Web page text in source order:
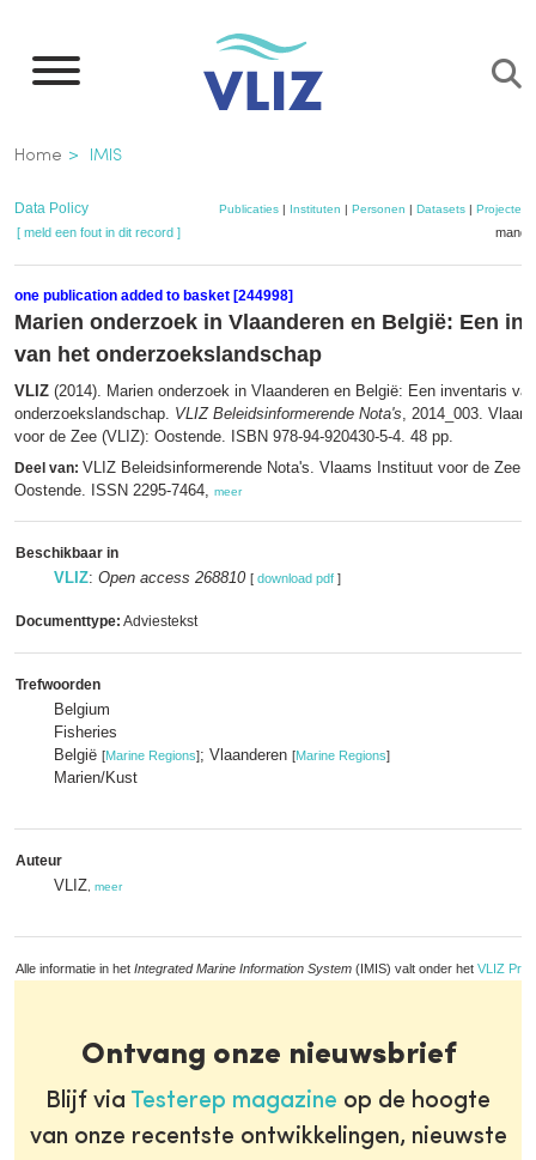
naar
inhoud
gaan
Kruimelpad
Home IMIS
Data Policy Publicaties | Instituten | Personen | Datasets | Projecten
[ meld een fout in dit record ]
one publication added to basket [244998]
Marien onderzoek in Vlaanderen en België: Een
van het onderzoekslandschap
VLIZ (2014). Marien onderzoek in Vlaanderen en België: Een inventaris
onderzoekslandschap. VLIZ Beleidsinformerende Nota's, 2014_003.
voor de Zee (VLIZ): Oostende. ISBN 978-94-920430-5-4. 48 pp.
Deel van: VLIZ Beleidsinformerende Nota's. Vlaams Instituut voor de Zee
Oostende. ISSN 2295-7464, meer
Beschikbaar in
VLIZ: Open access 268810 [ download pdf ]
Documenttype: Adviestekst
Trefwoorden
Belgium
Fisheries
België [Marine Regions]; Vlaanderen [Marine Regions]
Marien/Kust
Auteur
VLIZ meer
Alle informatie in het Integrated Marine Information System (IMIS) valt onder het VLIZ
Ontvang onze nieuwsbrief
Blijf via Testerep magazine op de hoogte
van onze recentste ontwikkelingen, nieuwste